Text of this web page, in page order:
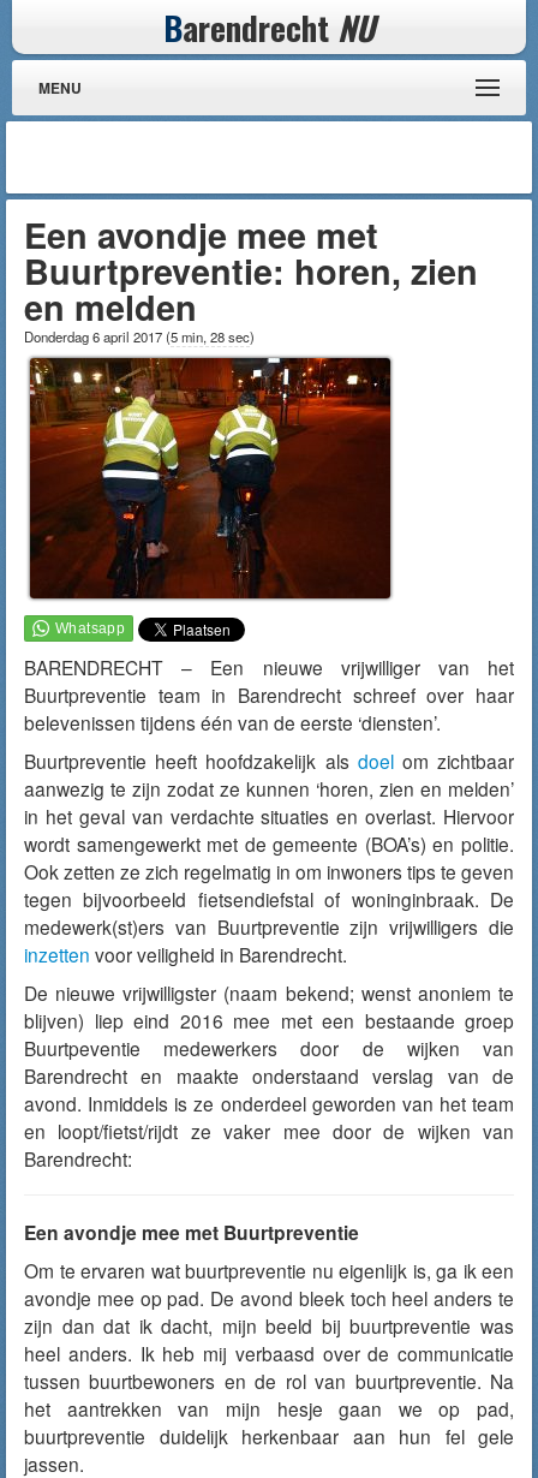
Barendrecht NU
MENU
Een avondje mee met
Buurtpreventie: horen, zien
en melden
Donderdag 6 april 2017(5 min, 28 sec)
BARENDRECHT – Een nieuwe vrijwilliger van het
Buurtpreventie team in Barendrecht schreef over haar
belevenissen tijdens één van de eerste ‘diensten’.
Buurtpreventie heeft hoofdzakelijk als doelom zichtbaar
aanwezig te zijn zodat ze kunnen ‘horen, zien en melden’
in het geval van verdachte situaties en overlast. Hiervoor
wordt samengewerkt met de gemeente (BOA’s) en politie.
Ook zetten ze zich regelmatig in om inwoners tips te geven
tegen bijvoorbeeld fietsendiefstal of woninginbraak. De
medewerk(st)ers van Buurtpreventie zijn vrijwilligers die
inzetten voor veiligheid in Barendrecht.
De nieuwe vrijwilligster (naam bekend; wenst anoniem te
blijven) liep eind 2016 mee met een bestaande groep
Buurtpeventie medewerkers door de wijken van
Barendrecht en maakte onderstaand verslag van de
avond. Inmiddels is ze onderdeel geworden van het team
en loopt/fietst/rijdt ze vaker mee door de wijken van
Barendrecht:
Een avondje mee met Buurtpreventie
Om te ervaren wat buurtpreventie nu eigenlijk is, ga ik een
avondje mee op pad. De avond bleek toch heel anders te
zijn dan dat ik dacht, mijn beeld bij buurtpreventie was
heel anders. Ik heb mij verbaasd over de communicatie
tussen buurtbewoners en de rol van buurtpreventie. Na
het aantrekken van mijn hesje gaan we op pad,
buurtpreventie duidelijk herkenbaar aan hun fel gele
jassen.